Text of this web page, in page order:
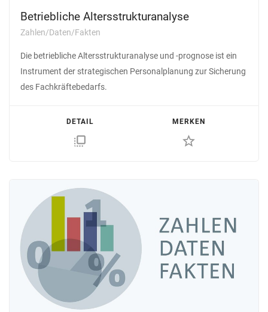
Betriebliche Altersstrukturanalyse
Zahlen/Daten/Fakten
Die betriebliche Altersstrukturanalyse und -prognose ist ein
Instrument der strategischen Personalplanung zur Sicherung
des Fachkräftebedarfs.
DETAIL
flip_to_front
MERKEN
star_border